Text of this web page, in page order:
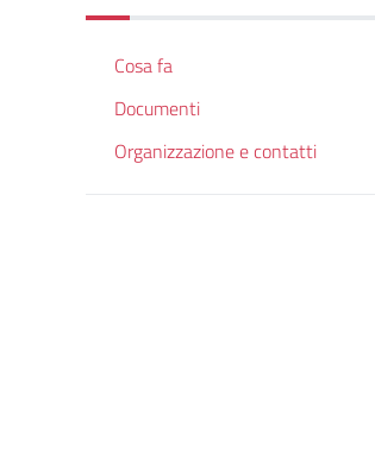
Cosa fa
Documenti
Organizzazione e contatti